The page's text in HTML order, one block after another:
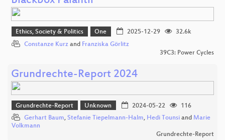
Ethics, Society & Politics One 2025-12-29
32.6k
Constanze Kurz and Franziska Görlitz
39C3: Power Cycles
Grundrechte-Report 2024
Grundrechte-Report Unknown 2024-05-22
116
Gerhart Baum, Stefanie Tiepelmann-Halm, Hedi Tounsi and Marie
Volkmann
Grundrechte-Report